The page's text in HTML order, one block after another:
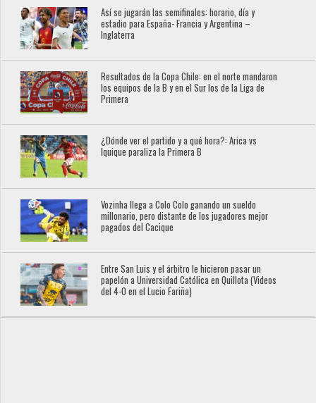
Así se jugarán las semifinales: horario, día y
estadio para España- Francia y Argentina –
Inglaterra
Resultados de la Copa Chile: en el norte mandaron
los equipos de la B y en el Sur los de la Liga de
Primera
¿Dónde ver el partido y a qué hora?: Arica vs
Iquique paraliza la Primera B
Vozinha llega a Colo Colo ganando un sueldo
millonario, pero distante de los jugadores mejor
pagados del Cacique
Entre San Luis y el árbitro le hicieron pasar un
papelón a Universidad Católica en Quillota (Videos
del 4-0 en el Lucio Fariña)